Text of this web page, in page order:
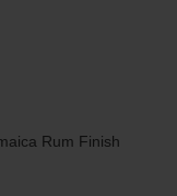
Rum Finish